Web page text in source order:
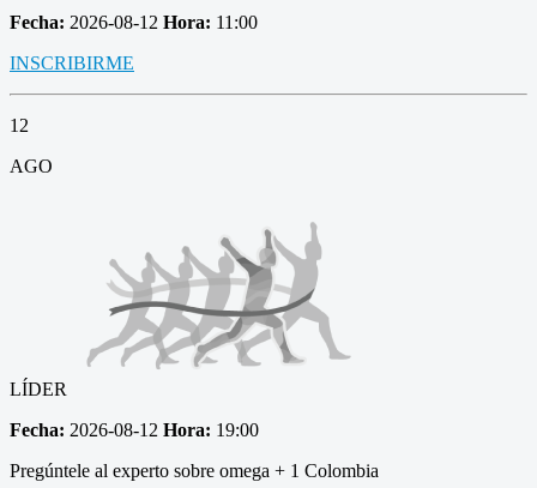
Fecha: 2026-08-12 Hora: 11:00
INSCRIBIRME
12
AGO
LÍDER
Fecha: 2026-08-12 Hora: 19:00
Pregúntele al experto sobre omega + 1 Colombia